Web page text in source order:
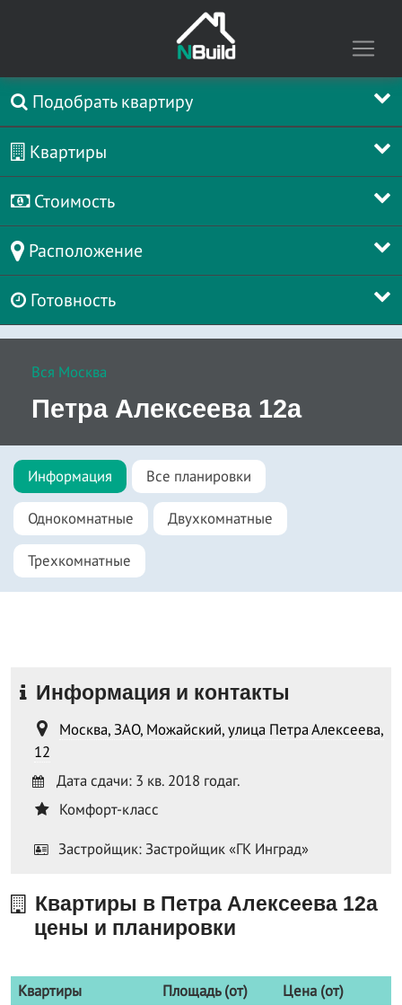
Подобрать квартиру
Квартиры
Стоимость
Расположение
Готовность
Вся Москва
Петра Алексеева 12а
Информация Все планировки
Однокомнатные Двухкомнатные
Трехкомнатные
Информация и контакты
Москва, ЗАО, Можайский, улица Петра Алексеева,
12
Дата сдачи: 3 кв. 2018 годаг.
Комфорт-класс
Застройщик: Застройщик «ГК Инград»
Квартиры в Петра Алексеева 12а
цены и планировки
Квартиры Площадь (от)
Цена (от)